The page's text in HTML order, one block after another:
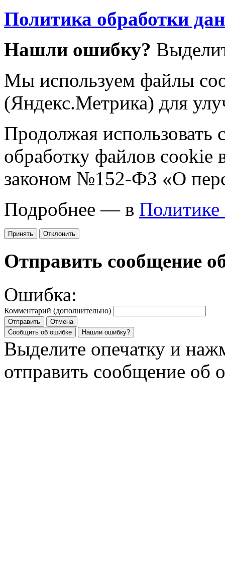
Политика обработки
Нашли ошибку?
Мы используем файлы
(Яндекс.Метрика) для
Продолжая использовать
обработку файлов cookie
законом №152-ФЗ «О
Подробнее — в Политике
Принять Отклонить
Отправить сообщение
Ошибка:
Комментарий (дополнительно)
Отправить
Отмена
Сообщить об ошибке
Нашли ошибку?
Выделите опечатку и
отправить сообщение об